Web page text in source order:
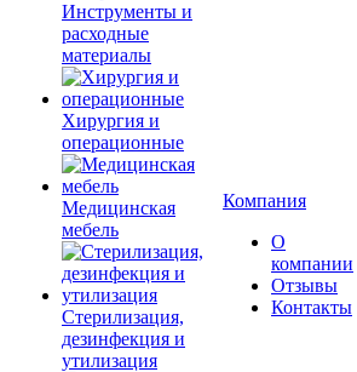
Инструменты и
расходные
материалы
Хирургия и
операционные
Медицинская
мебель
Стерилизация,
дезинфекция и
утилизация
Компания
О
компании
Отзывы
Контакты